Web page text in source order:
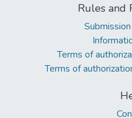
Rules and
Terms of
Terms of